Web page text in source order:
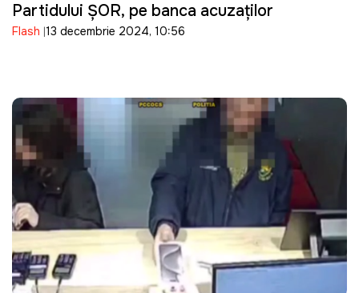
Partidului ȘOR, pe banca acuzaților
Flash 13 decembrie 2024, 10:56